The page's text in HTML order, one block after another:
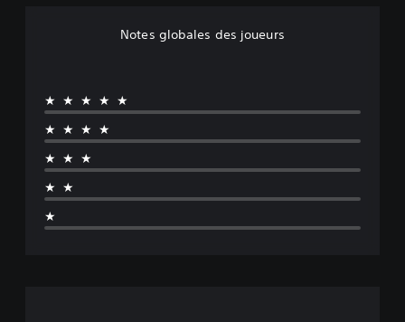
Notes globales des joueurs
★★★★★
★★★★
★★★
★★
★